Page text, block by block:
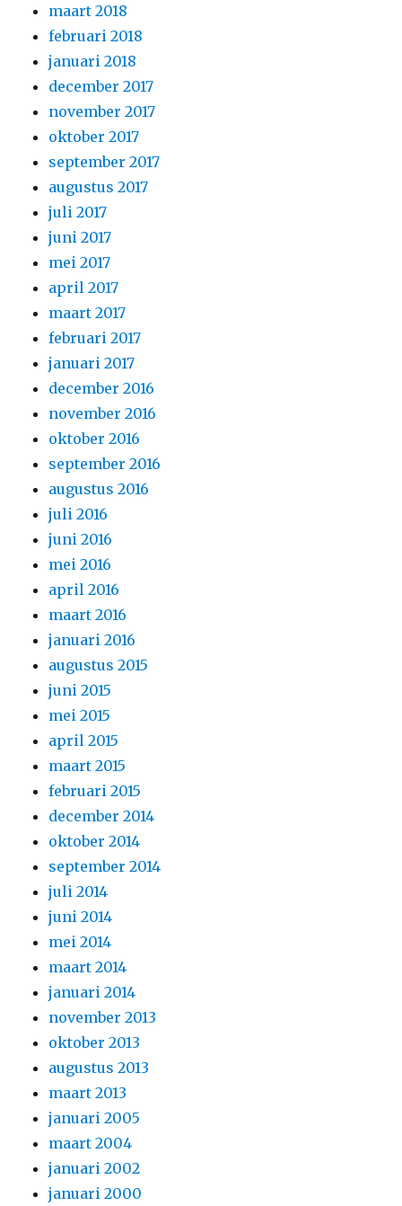
maart 2018
februari 2018
januari 2018
december 2017
november 2017
oktober 2017
september 2017
augustus 2017
juli 2017
juni 2017
mei 2017
april 2017
maart 2017
februari 2017
januari 2017
december 2016
november 2016
oktober 2016
september 2016
augustus 2016
juli 2016
juni 2016
mei 2016
april 2016
maart 2016
januari 2016
augustus 2015
juni 2015
mei 2015
april 2015
maart 2015
februari 2015
december 2014
oktober 2014
september 2014
juli 2014
juni 2014
mei 2014
maart 2014
januari 2014
november 2013
oktober 2013
augustus 2013
maart 2013
januari 2005
maart 2004
januari 2002
januari 2000